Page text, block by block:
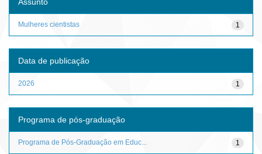
1
Mulheres cientistas
Data de publicação
1
2026
Programa de pós-graduação
1
Programa de Pós-Graduação em Educ...